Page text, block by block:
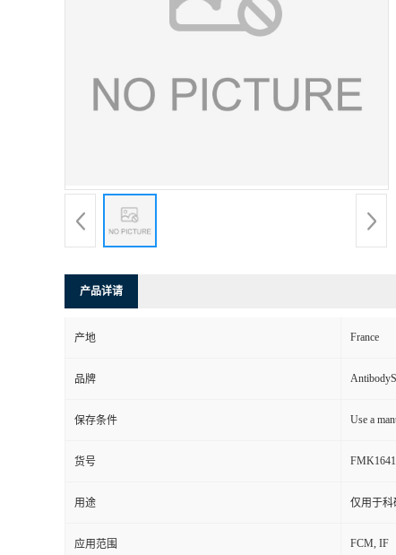
产品详请
产地 France
品牌
保存条件 Use a
货号
用途 仅用于科
应用范围 FCM, IF